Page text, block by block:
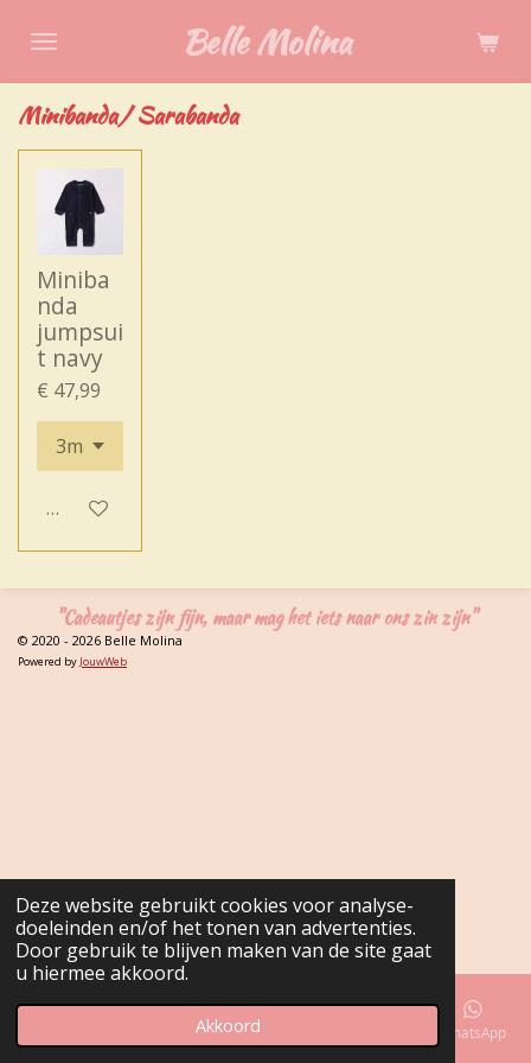
Deze website gebruikt cookies voor analyse-
doeleinden en/of het tonen van advertenties.
Door gebruik te blijven maken van de site gaat
u hiermee akkoord.
Akkoord
direct
naar
de
Belle Molina
Minibanda/ Sarabanda
Miniba
nda
jumpsui
t navy
€ 47,99
In winkelwagen
"Cadeautjes zijn fijn, maar mag het iets naar ons zin zijn"
© 2020 - 2026 Belle Molina
Powered by JouwWeb
Telefoonnummer WhatsApp